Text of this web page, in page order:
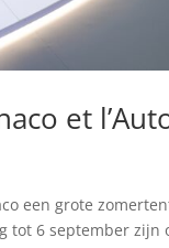
et
een grote
tot 6 september